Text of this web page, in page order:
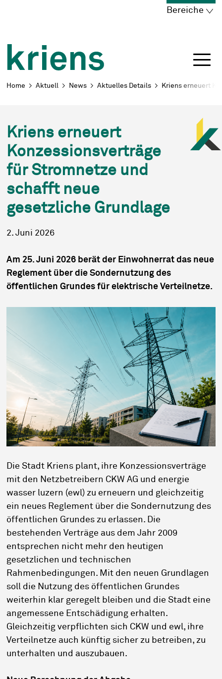
Navigieren in Kriens
Bereiche
Breadcrumb
Home Aktuell News Aktuelles Details Kriens erneuert
Kriens erneuert
Konzessionsverträge
für Stromnetze und
schafft neue
gesetzliche Grundlage
2. Juni 2026
Am 25. Juni 2026 berät der Einwohnerrat das neue
Reglement über die Sondernutzung des
öffentlichen Grundes für elektrische Verteilnetze.
Die Stadt Kriens plant, ihre Konzessionsverträge
mit den Netzbetreibern CKW AG und energie
wasser luzern (ewl) zu erneuern und gleichzeitig
ein neues Reglement über die Sondernutzung des
öffentlichen Grundes zu erlassen. Die
bestehenden Verträge aus dem Jahr 2009
entsprechen nicht mehr den heutigen
gesetzlichen und technischen
Rahmenbedingungen. Mit den neuen Grundlagen
soll die Nutzung des öffentlichen Grundes
weiterhin klar geregelt bleiben und die Stadt eine
angemessene Entschädigung erhalten.
Gleichzeitig verpflichten sich CKW und ewl, ihre
Verteilnetze auch künftig sicher zu betreiben, zu
unterhalten und auszubauen.